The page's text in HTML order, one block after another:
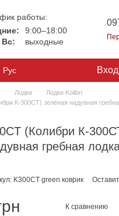
работы:
9:00–18:00
выходные
Рус Вход
Лодки
Лодки Kolibri
К-300СТ) зелёная надувная
(Колибри К-
гребная
K300CT green коврик
К сравнению